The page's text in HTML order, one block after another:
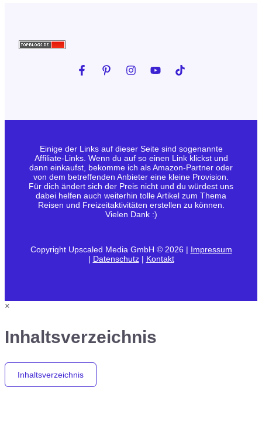
Einige der Links auf dieser Seite sind sogenannte
Affiliate-Links. Wenn du auf so einen Link klickst und
dann einkaufst, bekomme ich als Amazon-Partner oder
von dem betreffenden Anbieter eine kleine Provision.
Für dich ändert sich der Preis nicht und du würdest uns
dabei helfen auch weiterhin tolle Artikel zum Thema
Reisen und Freizeitaktivitäten erstellen zu können.
Vielen Dank :)
Copyright Upscaled Media GmbH © 2026 | Impressum
| Datenschutz| Kontakt
×
Inhaltsverzeichnis
Inhaltsverzeichnis